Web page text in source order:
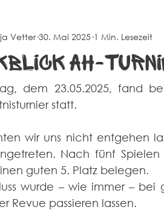
2 Corona Events Alte
AH-
Vetter 30. Mai 2025 1 Min. Lesezeit
dem 23.05.2025, fand
statt.
wir uns nicht entgehen
Nach fünf
guten 5. Platz belegen.
wurde – wie immer –
Revue passieren lassen.